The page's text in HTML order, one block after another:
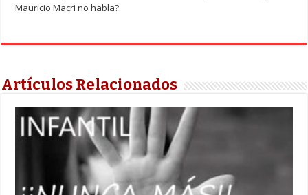
Mauricio Macri no habla?.
Artículos Relacionados